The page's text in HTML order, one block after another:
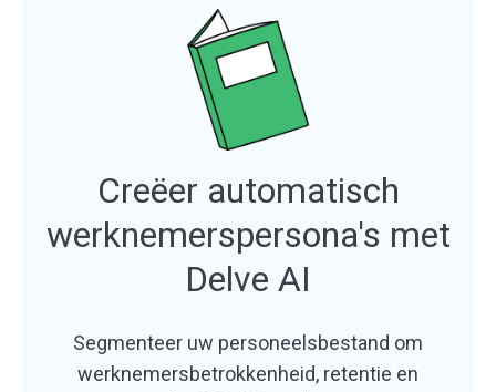
Creëer automatisch
werknemerspersona's met
Delve AI
Segmenteer uw personeelsbestand om
werknemersbetrokkenheid, retentie en